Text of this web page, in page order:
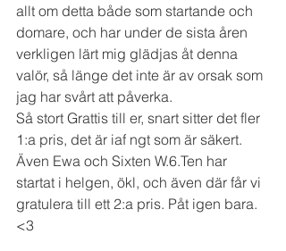
allt om detta både som startande och
domare, och har under de sista åren
verkligen lärt mig glädjas åt denna
valör, så länge det inte är av orsak som
jag har svårt att påverka.
Så stort Grattis till er, snart sitter det fler
1:a pris, det är iaf ngt som är säkert.
Även Ewa och Sixten W.6.Ten har
startat i helgen, ökl, och även där får vi
gratulera till ett 2:a pris. Påt igen bara.
<3